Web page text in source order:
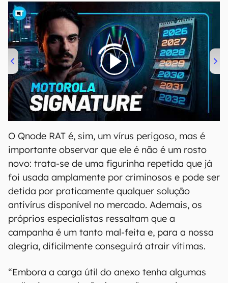
00:00/20:46
O Qnode RAT é, sim, um vírus perigoso, mas é
importante observar que ele é não é um rosto
novo: trata-se de uma figurinha repetida que já
foi usada amplamente por criminosos e pode ser
detida por praticamente qualquer solução
antivírus disponível no mercado. Ademais, os
próprios especialistas ressaltam que a
campanha é um tanto mal-feita e, para a nossa
alegria, dificilmente conseguirá atrair vítimas.
“Embora a carga útil do anexo tenha algumas